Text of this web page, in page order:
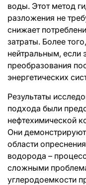
воды. Этот метод
разложения не
снижает
затраты. Более
нейтральным, если
преобразования
энергетических
Результаты
подхода были
нефтехимической
Они
области
водорода –
сложными
углеродоемкости